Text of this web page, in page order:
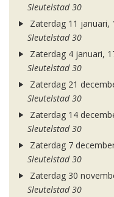
Sleutelstad 30
Zaterdag 11 januari,
Sleutelstad 30
Zaterdag 4 januari,
Sleutelstad 30
Zaterdag 21
Sleutelstad 30
Zaterdag 14
Sleutelstad 30
Zaterdag 7
Sleutelstad 30
Zaterdag 30
Sleutelstad 30